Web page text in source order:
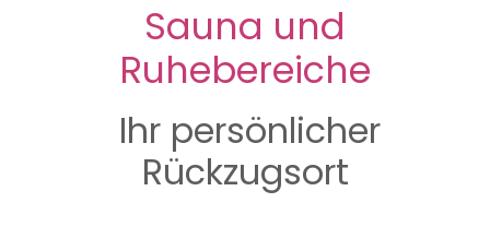
Sauna und
Ruhebereiche
Ihr persönlicher
Rückzugsort